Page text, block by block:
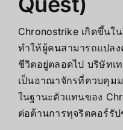
Chronostrike เกิดขึ้นใ
ทำให้ผู้คนสามารถแปล
ชีวิตอยู่ตลอดไป บริษัทเ
เป็นอาณาจักรที่ควบคุม
ในฐานะตัวแทนของ
ต่อต้านการทุจริตคอร์รั